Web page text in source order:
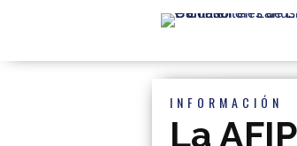
INFORMACIÓN
La